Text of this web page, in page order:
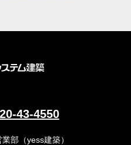
43-4550
部（yess建築）